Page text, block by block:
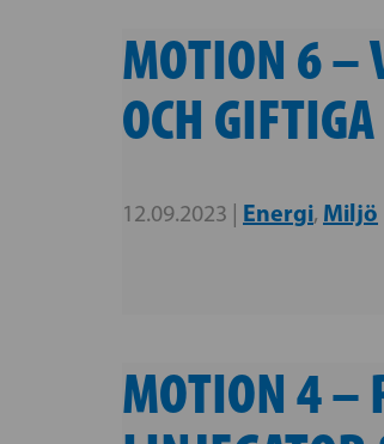
MOTION 6 –
OCH
12.09.2023 | Energi, Miljö
MOTION 4 –